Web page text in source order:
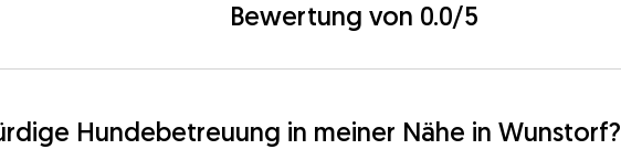
Bewertung von 0.0/5
Hundebetreuung in meiner Nähe in Wunstorf?